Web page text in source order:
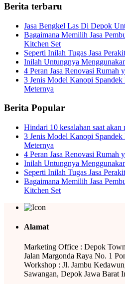
Berita terbaru
Jasa Bengkel Las Di Depok
Bagaimana Memilih Jasa
Kitchen Set
Seperti Inilah Tugas Jasa
Inilah Untungnya
4 Peran Jasa Renovasi Rumah
3 Jenis Model Kanopi Spandek
Meternya
Berita Popular
Hindari 10 kesalahan saat
3 Jenis Model Kanopi Spandek
Meternya
4 Peran Jasa Renovasi Rumah
Inilah Untungnya
Seperti Inilah Tugas Jasa
Bagaimana Memilih Jasa
Kitchen Set
Alamat
Marketing Office : Depok
Jalan Margonda Raya No. 1
Workshop : Jl. Jambu
Sawangan, Depok Jawa Barat